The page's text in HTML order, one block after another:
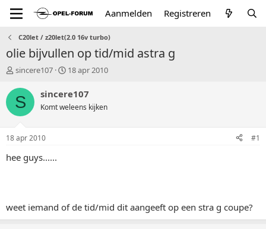
Aanmelden Registreren
C20let / z20let(2.0 16v turbo)
olie bijvullen op tid/mid astra g
T
p
i
a
r
sincere107
S
a
r
t
18 apr 2010
S sincere107
Komt weleens kijken
18 apr 2010 #1
hee guys......
weet iemand of de tid/mid dit aangeeft op een stra g coupe?